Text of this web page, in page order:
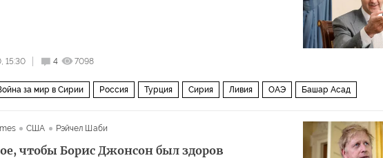
15:30 4 7098
за мир в Сирии Россия Турция Сирия Ливия ОАЭ Башар Асад
США Рэйчел Шаби
чтобы Борис Джонсон был здоров